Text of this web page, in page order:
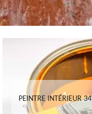
PEINTRE INTÉRIEUR 34